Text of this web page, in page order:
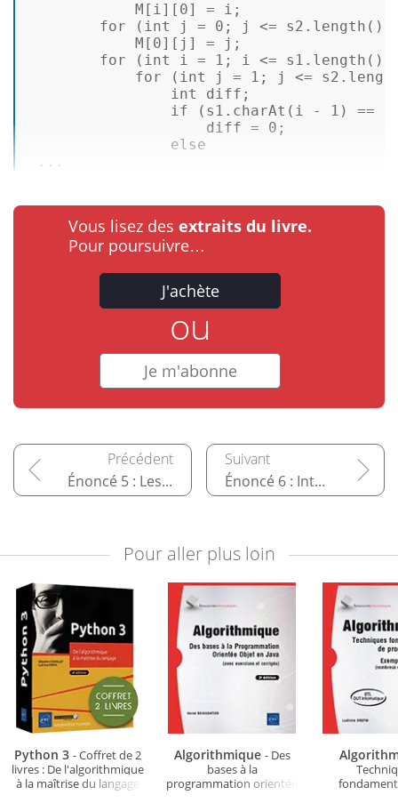
M[i][ 0] = i;
for ( int j = 0 ; j <=
M[ 0][j] = j;
for ( int i = 1 ; i <=
for ( int j = 1 ; j <=
int
diff;
if (s1.charAt(i - 1 ) ==
diff = 0 ;
else
...
Vous lisez des extraits du livre.
Pour poursuivre…
J'achète
ou
Je m'abonne
Énoncé 5 : Les chaînes de caractères Énoncé 6 : Interactions complexes et héritage entre objets
Pour aller plus loin
Python 3 - Coffret de 2
livres : De l'algorithmique
à la maîtrise du langage
Algorithmique - Des
bases à la
programmation orientée